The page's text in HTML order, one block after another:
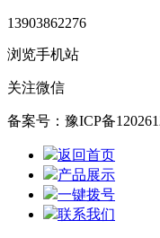
13903862276
浏览手机站
关注微信
备案号：豫ICP备
返回首页
产品展示
一键拨号
联系我们